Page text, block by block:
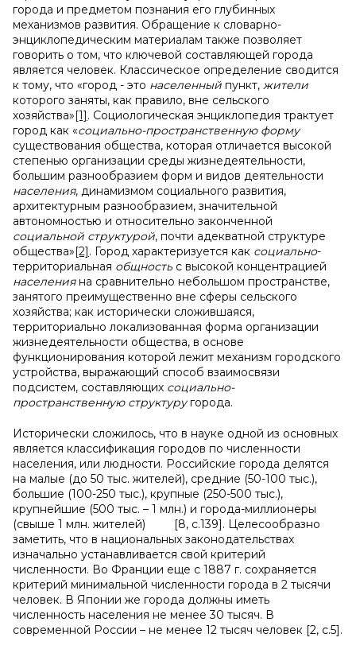
города и предметом познания его глубинных
механизмов развития. Обращение к словарно-
энциклопедическим материалам также позволяет
говорить о том, что ключевой составляющей города
является человек. Классическое определение сводится
к тому, что «город - это населенный пункт, жители
которого заняты, как правило, вне сельского
хозяйства»[1]. Социологическая энциклопедия трактует
город как «социально-пространственную форму
существования общества, которая отличается высокой
степенью организации среды жизнедеятельности,
большим разнообразием форм и видов деятельности
населения, динамизмом социального развития,
архитектурным разнообразием, значительной
автономностью и относительно законченной
социальной структурой, почти адекватной структуре
общества»[2]. Город характеризуется как социально-
территориальная общность с высокой концентрацией
населенияна сравнительно небольшом пространстве,
занятого преимущественно вне сферы сельского
хозяйства; как исторически сложившаяся,
территориально локализованная форма организации
жизнедеятельности общества, в основе
функционирования которой лежит механизм городского
устройства, выражающий способ взаимосвязи
подсистем, составляющих социально-
пространственную структуругорода.
Исторически сложилось, что в науке одной из основных
является классификация городов по численности
населения, или людности. Российские города делятся
на малые (до 50 тыс. жителей), средние (50-100 тыс.),
большие (100-250 тыс.), крупные (250-500 тыс.),
крупнейшие (500 тыс. – 1 млн.) и города-миллионеры
(свыше 1 млн. жителей) [8, с.139]. Целесообразно
заметить, что в национальных законодательствах
изначально устанавливается свой критерий
численности. Во Франции еще с 1887 г. сохраняется
критерий минимальной численности города в 2 тысячи
человек. В Японии же города должны иметь
численность населения не менее 30 тысяч. В
современной России – не менее 12 тысяч человек [2, с.5].